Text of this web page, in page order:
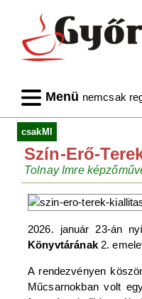
Menü nemcsak
csakMI
Szín-Erő-
Tolnay Imre
2026. január 23-án
Könyvtárának 2.
A rendezvényen
Műcsarnokban volt